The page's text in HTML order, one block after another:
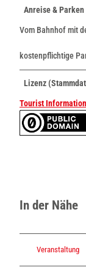
Anreise & Parken
Vom Bahnhof mit
kostenpflichtige
Lizenz
Tourist
In der Nähe
Veranstaltung